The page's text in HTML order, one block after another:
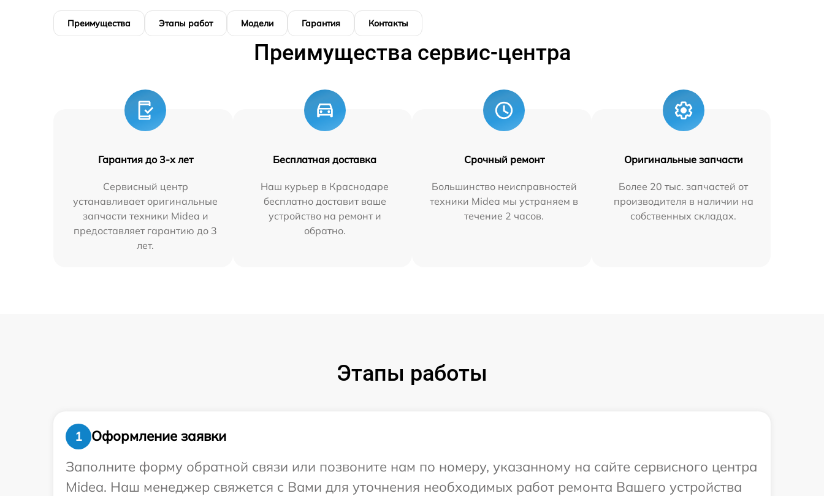
Преимущества Этапы работ Модели Гарантия Контакты
Преимущества сервис-центра
Гарантия до 3-х лет
Сервисный центр
устанавливает оригинальные
запчасти техники Midea и
предоставляет гарантию до 3
лет.
Бесплатная доставка
Наш курьер в Краснодаре
бесплатно доставит ваше
устройство на ремонт и
обратно.
Срочный ремонт
Большинство неисправностей
техники Midea мы устраняем в
течение 2 часов.
Оригинальные запчасти
Более 20 тыс. запчастей от
производителя в наличии на
собственных складах.
Этапы работы
1
Оформление заявки
Заполните форму обратной связи или позвоните нам по номеру, указанному на сайте сервисного центра
Midea. Наш менеджер свяжется с Вами для уточнения необходимых работ ремонта Вашего устройства